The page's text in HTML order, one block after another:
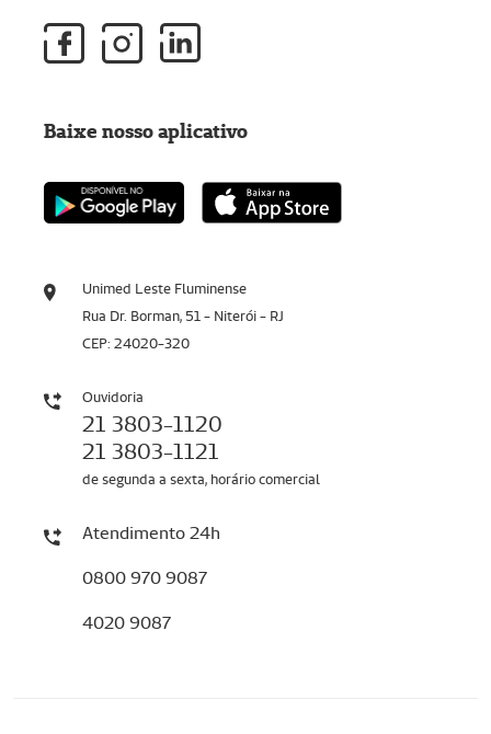
Unimed Leste Fluminense
Rua Dr. Borman, 51 - Niterói - RJ
CEP: 24020-320
Ouvidoria
21 3803-1120
21 3803-1121
de segunda a sexta, horário comercial
Atendimento 24h
0800 970 9087
4020 9087
Baixe nosso aplicativo